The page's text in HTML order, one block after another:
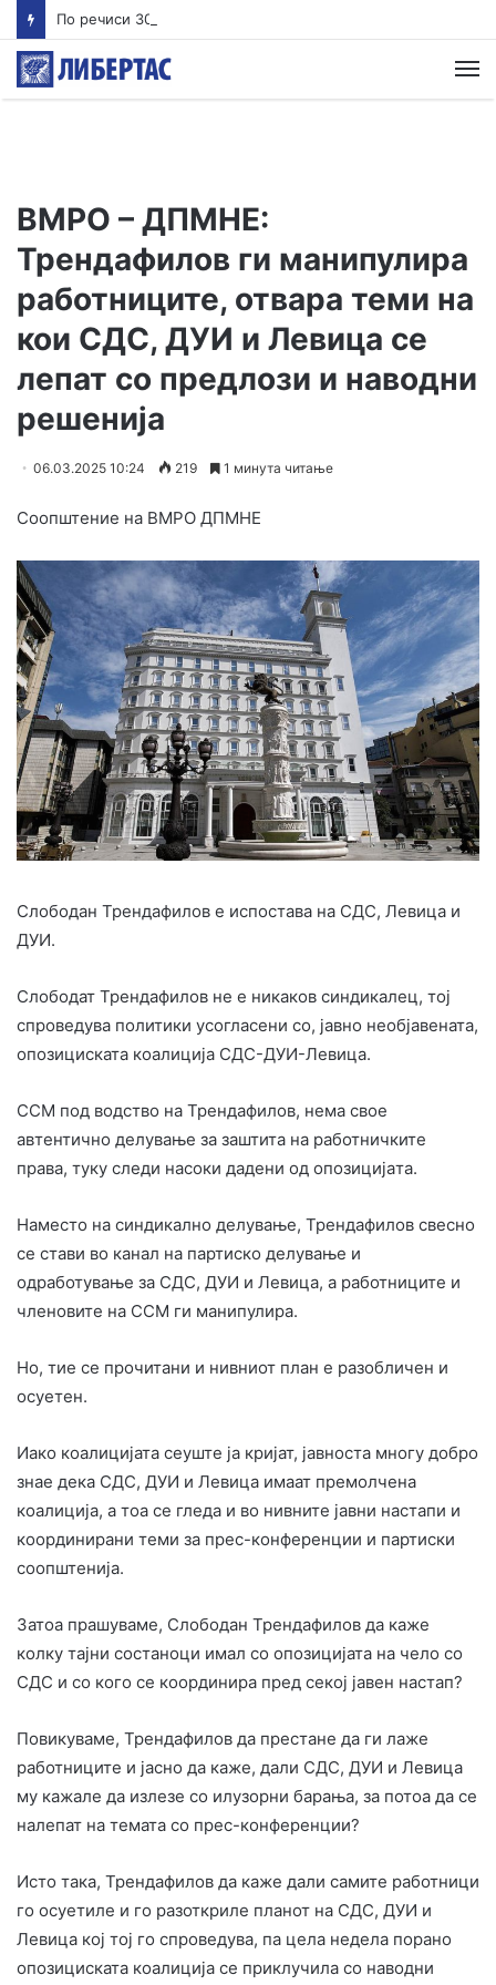
ВМРО – ДПМНЕ:
Трендафилов ги манипулира
работниците, отвара теми на
кои СДС, ДУИ и Левица се
лепат со предлози и наводни
решенија
06.03.2025 10:24 219 1 минута читање
Соопштение на ВМРО ДПМНЕ
Слободан Трендафилов е испостава на СДС, Левица и
ДУИ.
Слободат Трендафилов не е никаков синдикалец, тој
спроведува политики усогласени со, јавно необјавената,
опозициската коалиција СДС-ДУИ-Левица.
ССМ под водство на Трендафилов, нема свое
автентично делување за заштита на работничките
права, туку следи насоки дадени од опозициjaта.
Наместо на синдикално делување, Трендафилов свесно
се стави во канал на партиско делување и
одработување за СДС, ДУИ и Левица, а работниците и
членовите на ССМ ги манипулира.
Но, тие се прочитани и нивниот план е разобличен и
осуетен.
Иако коалицијата сеуште ја кријат, јавноста многу добро
знае дека СДС, ДУИ и Левица имаат премолчена
коалиција, а тоа се гледа и во нивните јавни настапи и
координирани теми за прес-конференции и партиски
соопштенија.
Затоа прашуваме, Слободан Трендафилов да каже
колку тајни состаноци имал со опозицијата на чело со
СДС и со кого се координира пред секој јавен настап?
Повикуваме, Трендафилов да престане да ги лаже
работниците и јасно да каже, дали СДС, ДУИ и Левица
му кажале да излезе со илузорни барања, за потоа да се
налепат на темата со прес-конференции?
Исто така, Трендафилов да каже дали самите работници
го осуетиле и го разоткриле планот на СДС, ДУИ и
Левица кој тој го спроведува, па цела недела порано
опозициската коалиција се приклучила со наводни